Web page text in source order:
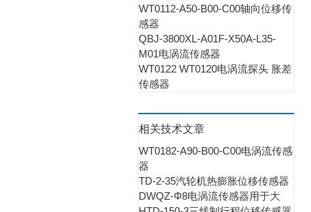
WT0112-A50-B00-C00轴向位移传
感器
QBJ-3800XL-A01F-X50A-L35-
M01电涡流传感器
WT0122 WT0120电涡流探头 胀差
传感器
相关技术文章
WT0182-A90-B00-C00电涡流传感
器
TD-2-35汽轮机热膨胀位移传感器
DWQZ-Φ8电涡流传感器用于大